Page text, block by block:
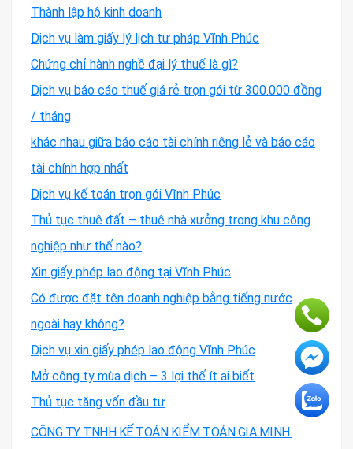
Thành lập hộ kinh doanh
Dịch vụ làm giấy lý lịch tư pháp Vĩnh Phúc
Chứng chỉ hành nghề đại lý thuế là gì?
Dịch vụ báo cáo thuế giá rẻ trọn gói từ 300.000 đồng
/ tháng
khác nhau giữa báo cáo tài chính riêng lẻ và báo cáo
tài chính hợp nhất
Dịch vụ kế toán trọn gói Vĩnh Phúc
Thủ tục thuê đất – thuê nhà xưởng trong khu công
nghiệp như thế nào?
Xin giấy phép lao động tại Vĩnh Phúc
Có được đặt tên doanh nghiệp bằng tiếng nước
ngoài hay không?
Dịch vụ xin giấy phép lao động Vĩnh Phúc
Mở công ty mùa dịch – 3 lợi thế ít ai biết
Thủ tục tăng vốn đầu tư
CÔNG TY TNHH KẾ TOÁN KIỂM TOÁN GIA MINH